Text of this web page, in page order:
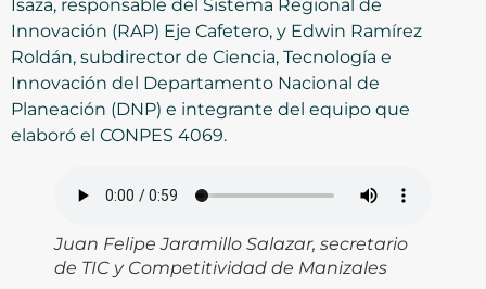
Isaza, responsable del Sistema Regional de
Innovación (RAP) Eje Cafetero, y Edwin Ramírez
Roldán, subdirector de Ciencia, Tecnología e
Innovación del Departamento Nacional de
Planeación (DNP) e integrante del equipo que
elaboró el CONPES 4069.
Juan Felipe Jaramillo Salazar, secretario
de TIC y Competitividad de Manizales